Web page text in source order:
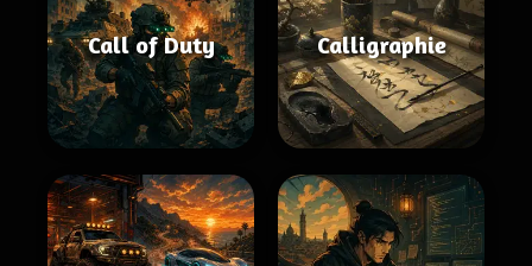
Call of Duty Calligraphie